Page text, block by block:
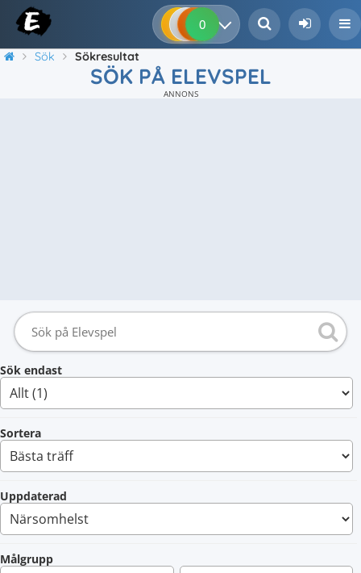
0 0 0
Sök Sökresultat
SÖK PÅ ELEVSPEL
ANNONS
Sök endast
Sortera
Uppdaterad
Målgrupp